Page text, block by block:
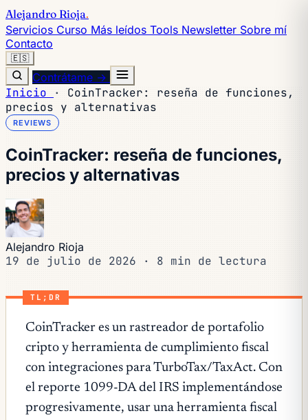
Alejandro Rioja.
Servicios Curso Más leídos Tools Newsletter Sobre mí
Contacto
🇪🇸
Contrátame →
Inicio ·
CoinTracker: reseña de funciones,
precios y alternativas
REVIEWS
CoinTracker: reseña de funciones,
precios y alternativas
Alejandro Rioja
19 de julio de 2026 · 8 min de lectura
TL;DR
CoinTracker es un rastreador de portafolio
cripto y herramienta de cumplimiento fiscal
con integraciones para TurboTax/TaxAct. Con
el reporte 1099-DA del IRS implementándose
progresivamente, usar una herramienta fiscal